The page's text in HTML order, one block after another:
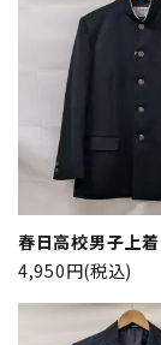
春日高校男子上着
4,950円(税込)